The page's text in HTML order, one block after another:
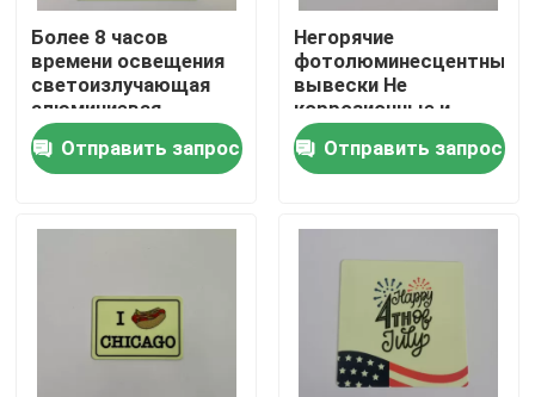
Главная страница
Продукция
Ролики
О Компании
Более 8 часов
времени освещения
светоизлучающая
алюминиевая
вывеска для
установки на
потолке
Отправить запрос
Негорячие
фотолюминесцентные
вывески Не
коррозионные и
алюминиевые
материалы
Отправить запрос